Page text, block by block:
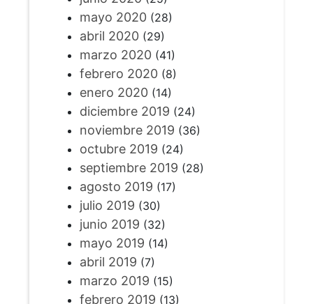
mayo 2020(28)
abril 2020(29)
marzo 2020(41)
febrero 2020(8)
enero 2020(14)
diciembre 2019 (24)
noviembre 2019 (36)
octubre 2019 (24)
septiembre 2019 (28)
agosto 2019 (17)
julio 2019 (30)
junio 2019 (32)
mayo 2019 (14)
abril 2019 (7)
marzo 2019 (15)
febrero 2019 (13)